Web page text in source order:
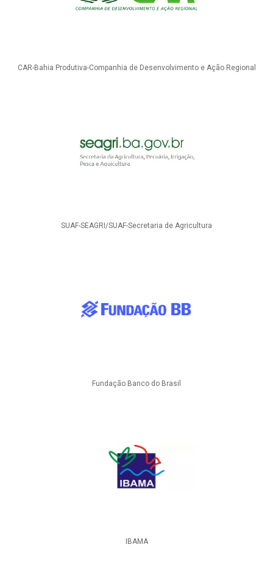
CAR-Bahia Produtiva-Companhia de Desenvolvimento e Ação Regional
SUAF-SEAGRI/SUAF-Secretaria de Agricultura
Fundação Banco do Brasil
IBAMA